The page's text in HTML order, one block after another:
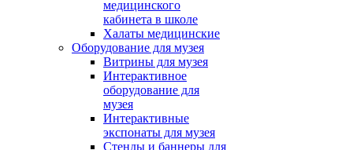
медицинского
кабинета в школе
Халаты медицинские
Оборудование для музея
Витрины для музея
Интерактивное
оборудование для
музея
Интерактивные
экспонаты для музея
Стенды и баннеры для